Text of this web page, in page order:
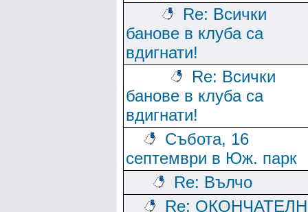
Re: Всички
банове в клуба са
вдигнати!
Re: Всички
банове в клуба са
вдигнати!
Събота, 16
септември в Юж. парк
Re: Вълчо
Re: